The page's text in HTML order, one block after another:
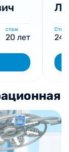
стаж
20 лет